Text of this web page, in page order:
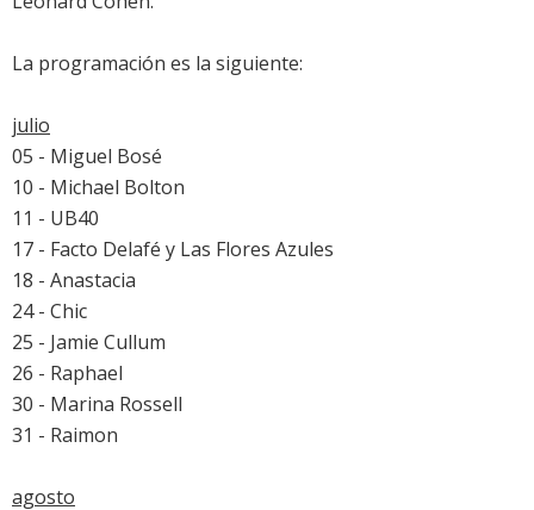
La programación es la siguiente:
julio
05 - Miguel Bosé
10 - Michael Bolton
11 - UB40
17 - Facto Delafé y Las Flores Azules
18 - Anastacia
24 - Chic
25 - Jamie Cullum
26 - Raphael
30 - Marina Rossell
31 - Raimon
agosto